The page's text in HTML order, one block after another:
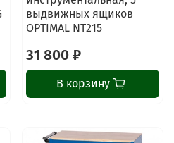
выдвижных ящиков
OPTIMAL NT215
31 800 ₽
В корзину